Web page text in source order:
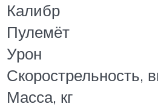
Калибр
Пулемёт
Урон
Скорострельность,
Масса, кг